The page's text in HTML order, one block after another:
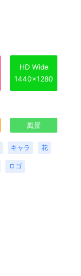
HD Wide
1440x1280
風景
キャラ 花
ロゴ